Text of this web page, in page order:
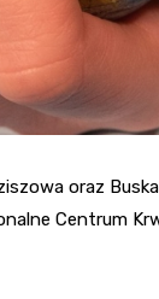
oraz
Centrum